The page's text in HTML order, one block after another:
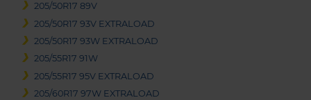
205/50R17 89V
205/50R17 93V EXTRALOAD
205/50R17 93W EXTRALOAD
205/55R17 91W
205/55R17 95V EXTRALOAD
205/60R17 97W EXTRALOAD